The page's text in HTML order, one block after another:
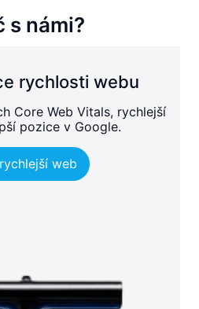
s námi?
rychlosti webu
Core Web Vitals, rychlejší
pozice v Google.
web